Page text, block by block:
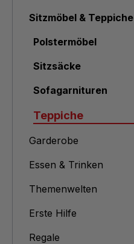
Sitzmöbel & Teppiche
Polstermöbel
Sitzsäcke
Sofagarnituren
Teppiche
Garderobe
Essen & Trinken
Themenwelten
Erste Hilfe
Regale